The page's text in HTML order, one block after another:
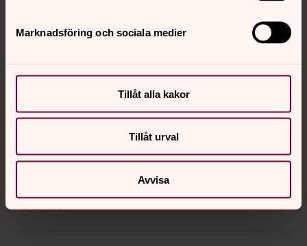
Marknadsföring och sociala medier
Tillåt alla kakor
Tillåt urval
Avvisa
Kontakt
Kalender